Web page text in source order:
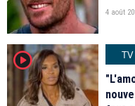
4 août
player2
TV